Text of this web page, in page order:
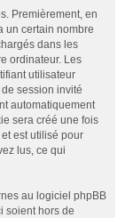
Premièrement, en
un certain nombre
dans les
ordinateur. Les
utilisateur
session invité
automatiquement
sera créé une fois
est utilisé pour
lus, ce qui
au logiciel phpBB
soient hors de